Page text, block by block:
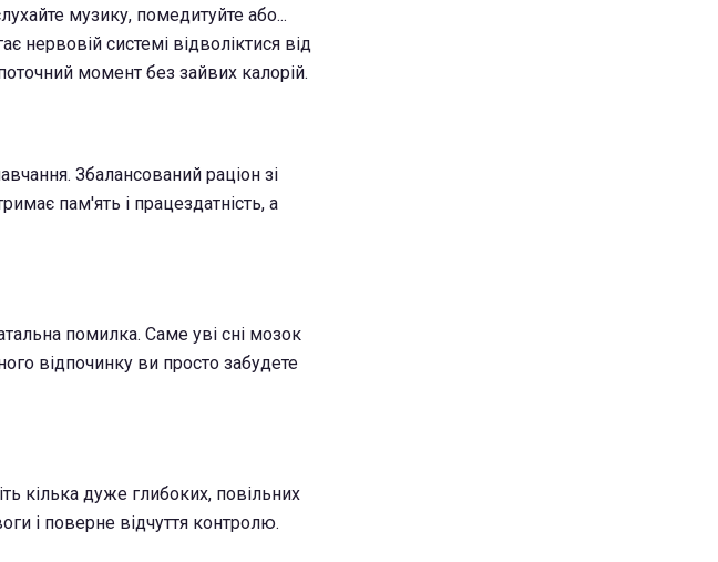
музику, помедитуйте або...
системі відволіктися від
момент без зайвих калорій.
Збалансований раціон зі
пам'ять і працездатність, а
помилка. Саме уві сні мозок
відпочинку ви просто забудете
кілька дуже глибоких, повільних
і поверне відчуття контролю.